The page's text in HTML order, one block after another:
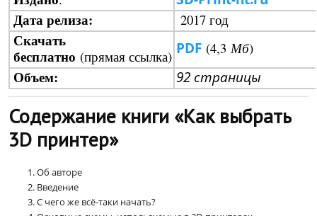
Дата релиза: 2017 год
Скачать
бесплатно (прямая ссылка) PDF (4,3 Мб)
Объем: 92 страницы
Содержание книги «Как выбрать
3D принтер»
Об авторе
Введение
С чего же всё-таки начать?